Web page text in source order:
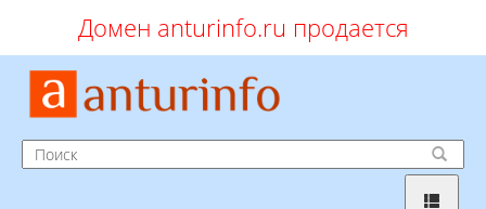
Домен anturinfo.ru продается